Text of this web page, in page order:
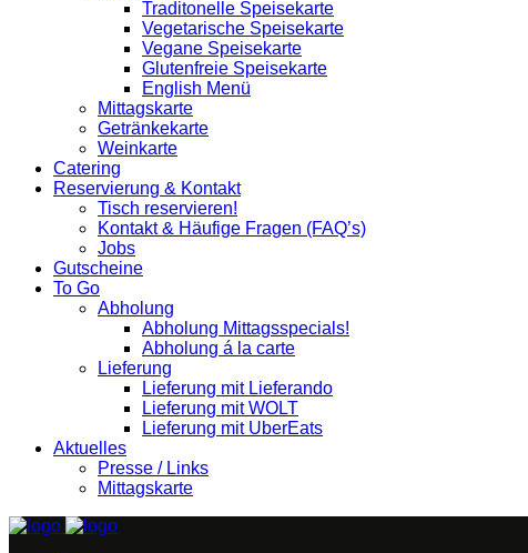
Traditonelle Speisekarte
Vegetarische Speisekarte
Vegane Speisekarte
Glutenfreie Speisekarte
English Menü
Mittagskarte
Getränkekarte
Weinkarte
Catering
Reservierung & Kontakt
Tisch reservieren!
Kontakt & Häufige Fragen (FAQ’s)
Jobs
Gutscheine
To Go
Abholung
Abholung Mittagsspecials!
Abholung á la carte
Lieferung
Lieferung mit Lieferando
Lieferung mit WOLT
Lieferung mit UberEats
Aktuelles
Presse / Links
Mittagskarte